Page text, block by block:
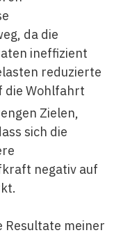
da die
ineffizient
reduzierte
die Wohlfahrt
Zielen,
sich die
negativ auf
Resultate meiner